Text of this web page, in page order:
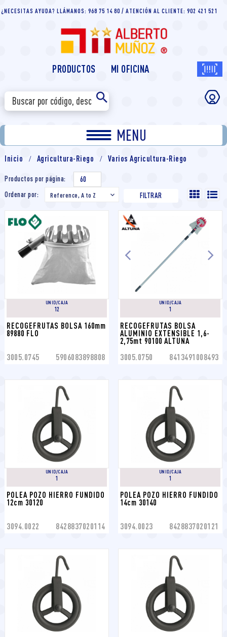
¿NECESITAS AYUDA? LLÁMANOS: 968 75 14 80 / ATENCIÓN AL CLIENTE: 902 421 521
PRODUCTOS MI OFICINA
MENU
Inicio Agricultura-Riego Varios Agricultura-Riego
Productos por página:
60
Ordenar por:
Reference, A to Z  FILTRAR
UNID/CAJA
12
RECOGEFRUTAS BOLSA 160mm
89880 FLO
3005.0745 5906083898808
UNID/CAJA
1
RECOGEFRUTAS BOLSA
ALUMINIO EXTENSIBLE 1,6-
2,75mt 90100 ALTUNA
3005.0750 8413491008493
UNID/CAJA
1
POLEA POZO HIERRO FUNDIDO
12cm 30120
3094.0022 8428837020114
UNID/CAJA
1
POLEA POZO HIERRO FUNDIDO
14cm 30140
3094.0023 8428837020121